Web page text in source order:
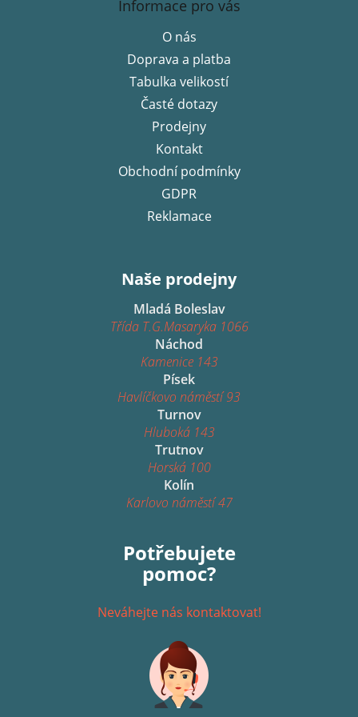
Informace pro vás
O nás
Doprava a platba
Tabulka velikostí
Časté dotazy
Prodejny
Kontakt
Obchodní podmínky
GDPR
Reklamace
Naše prodejny
Mladá Boleslav
Třída T.G.Masaryka 1066
Náchod
Kamenice 143
Písek
Havlíčkovo náměstí 93
Turnov
Hluboká 143
Trutnov
Horská 100
Kolín
Karlovo náměstí 47
Potřebujete
pomoc?
Neváhejte nás kontaktovat!